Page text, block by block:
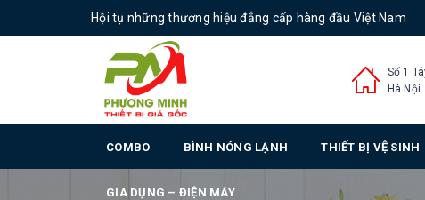
Hội tụ những thương hiệu đẳng cấp hàng đầu Việt Nam
Số 1
Hà Nội
COMBO BÌNH NÓNG LẠNH THIẾT BỊ VỆ SINH
GIA DỤNG – ĐIỆN MÁY